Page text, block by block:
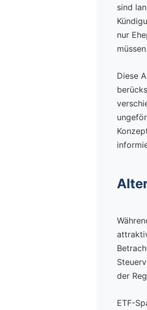
sind
nur
müssen.
Diese
der
ETF-